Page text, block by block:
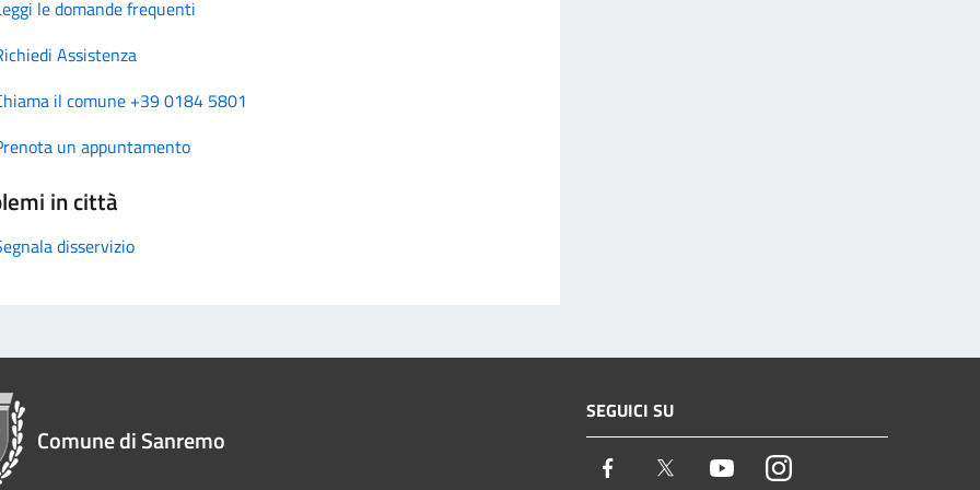
le domande frequenti
Assistenza
il comune +39 0184 5801
un appuntamento
in città
disservizio
Comune di Sanremo
SEGUICI SU
Facebook Twitter YoutubeInstagram